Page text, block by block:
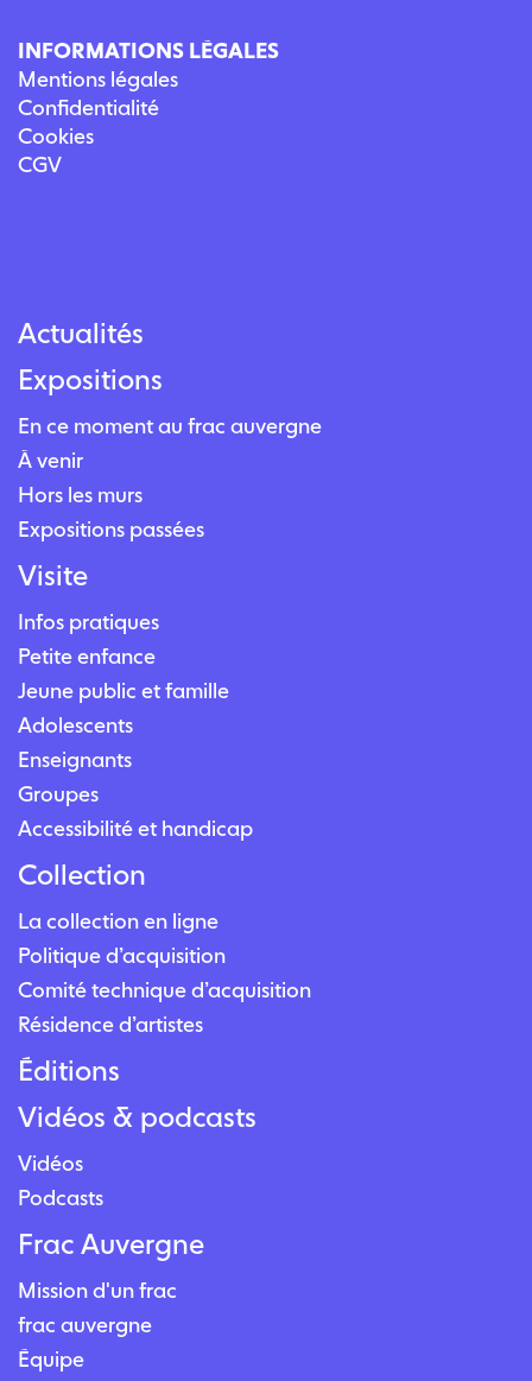
INFORMATIONS LÉGALES
Mentions légales
Confidentialité
Cookies
CGV
Actualités
Expositions
En ce moment au frac auvergne
À venir
Hors les murs
Expositions passées
Visite
Infos pratiques
Petite enfance
Jeune public et famille
Adolescents
Enseignants
Groupes
Accessibilité et handicap
Collection
La collection en ligne
Politique d’acquisition
Comité technique d’acquisition
Résidence d’artistes
Éditions
Vidéos & podcasts
Vidéos
Podcasts
Frac Auvergne
Mission d'un frac
frac auvergne
Équipe